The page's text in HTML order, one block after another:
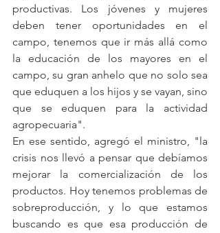
productivas. Los jóvenes y mujeres
deben tener oportunidades en el
campo, tenemos que ir más allá como
la educación de los mayores en el
campo, su gran anhelo que no solo sea
que eduquen a los hijos y se vayan, sino
que se eduquen para la actividad
agropecuaria".
En ese sentido, agregó el ministro, "la
crisis nos llevó a pensar que debíamos
mejorar la comercialización de los
productos. Hoy tenemos problemas de
sobreproducción, y lo que estamos
buscando es que esa producción de